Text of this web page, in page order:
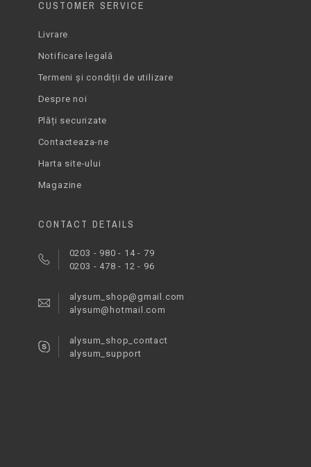
CUSTOMER SERVICE
Livrare
Notificare legală
Termeni și condiții de utilizare
Despre noi
Plăți securizate
Contacteaza-ne
Harta site-ului
Magazine
CONTACT DETAILS
0203 - 980 - 14 - 79
0203 - 478 - 12 - 96
alysum_shop@gmail.com
alysum@hotmail.com
alysum_shop_contact
alysum_support